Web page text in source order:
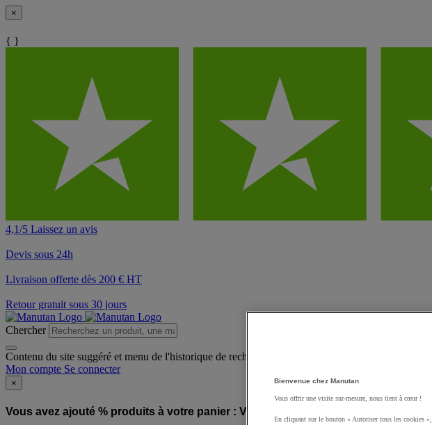
×
{ }
4,1/5 Laissez un avis
Devis sous 24h
Livraison offerte dès 200 € HT
Retour gratuit sous 30 jours
Chercher
Contenu du site suggéré et menu de l'historique de recherche
Mon compte Se connecter
×
Vous avez ajouté % produits à votre panier : Vous avez ajouté un produit à votre
Bienvenue chez Manutan
Vous offrir une visite sur-mesure, nous tient à cœur !
En cliquant sur le bouton « Autoriser tous les cookies